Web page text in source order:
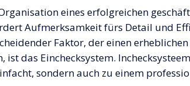
eines erfolgreichen
Aufmerksamkeit fürs Detail und
Faktor, der einen
ist das Einchecksystem.
sondern auch zu einem